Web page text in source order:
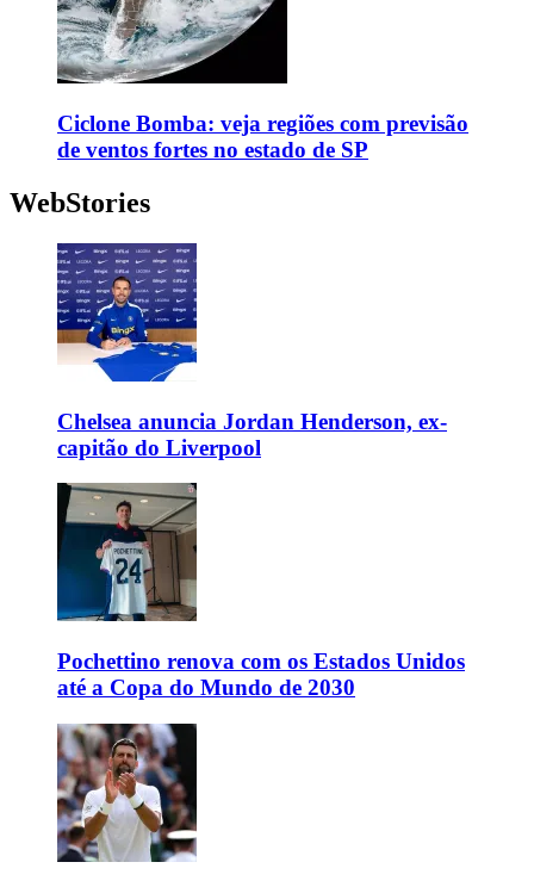
Ciclone Bomba: veja regiões com previsão
de ventos fortes no estado de SP
WebStories
Chelsea anuncia Jordan Henderson, ex-
capitão do Liverpool
Pochettino renova com os Estados Unidos
até a Copa do Mundo de 2030